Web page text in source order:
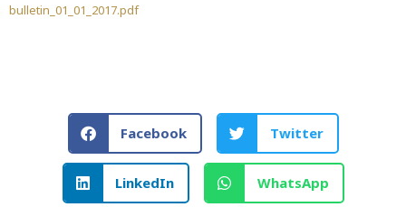
bulletin_01_01_2017.pdf
Facebook Twitter
LinkedIn WhatsApp